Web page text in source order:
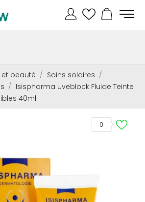
et beauté
Soins solaires
Isispharma Uveblock Fluide Teinte
40ml
0